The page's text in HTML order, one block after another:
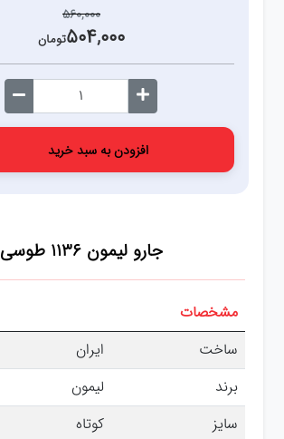
سطل
عطر،خوشبو کننده
جارو لیمون 1136 طوسی
مشخصات
ساخت
ایران
برند
لیمون
سایز
کوتاه
560,000
504,000تومان
افزودن به سبد خرید